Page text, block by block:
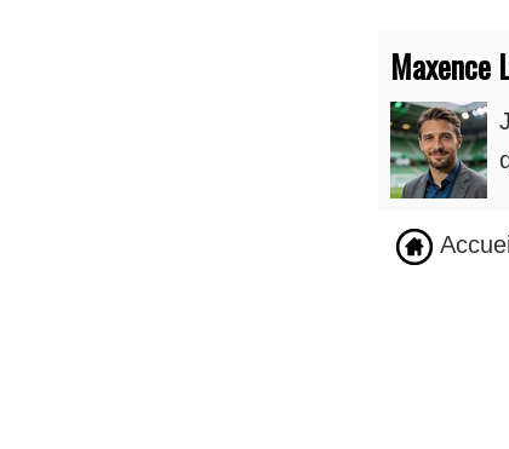
Maxence
Accueil